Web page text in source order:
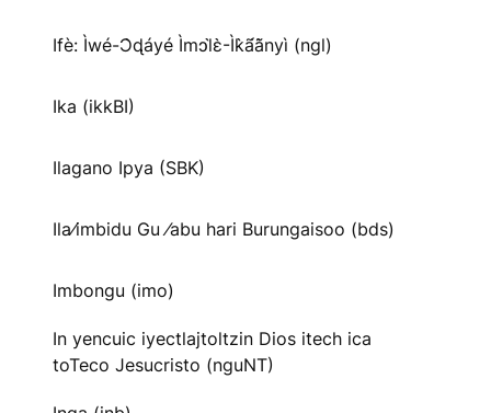
Ifè: Ìwé-Ɔ̀ɖáyé Ìmↄl̀ɛ̀-Ìk̀ã́ã̀nyì (ngl)
Ika (ikkBI)
Ilagano Ipya (SBK)
Ila⁄imbidu Gu ⁄abu hari Burungaisoo (bds)
Imbongu (imo)
In yencuic iyectlajtoltzin Dios itech ica
toTeco Jesucristo (nguNT)